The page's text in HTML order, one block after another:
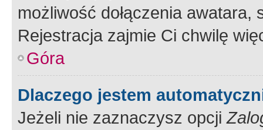
możliwość dołączenia
Rejestracja zajmie Ci chwilę
Góra
Dlaczego jestem
Jeżeli nie zaznaczysz opcji